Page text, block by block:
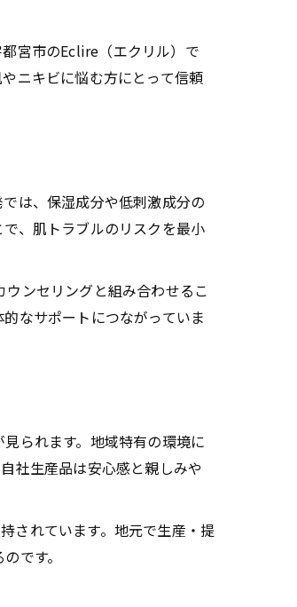
宮市のEclire（エクリル）で
ニキビに悩む方にとって信頼
は、保湿成分や低刺激成分の
、肌トラブルのリスクを最小
ンセリングと組み合わせるこ
なサポートにつながっていま
られます。地域特有の環境に
社生産品は安心感と親しみや
されています。地元で生産・提
です。